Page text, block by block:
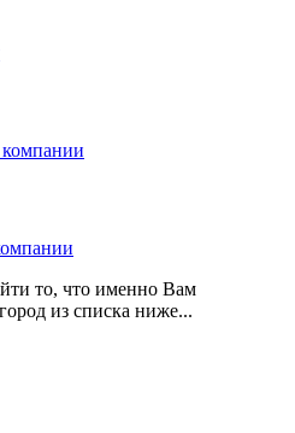
компании
то, что именно Вам
из списка ниже...